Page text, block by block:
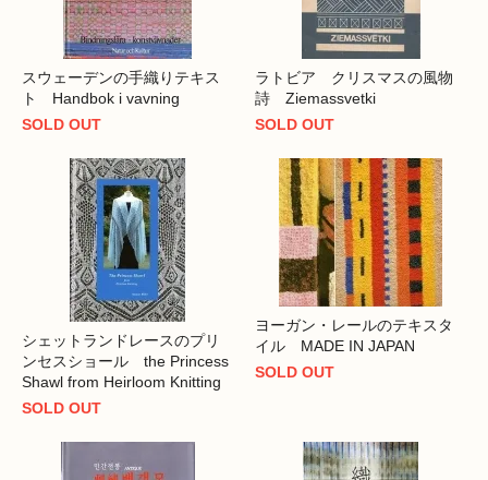
スウェーデンの手織りテキス
ト Handbok i vavning
SOLD OUT
ラトビア クリスマスの風物
詩 Ziemassvetki
SOLD OUT
シェットランドレースのプリ
ンセスショール the Princess
Shawl from Heirloom Knitting
SOLD OUT
ヨーガン・レールのテキスタ
イル MADE IN JAPAN
SOLD OUT